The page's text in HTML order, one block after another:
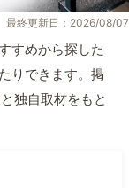
最終更新日：2026/08/07
すめから探した
りできます。掲
独自取材をもと